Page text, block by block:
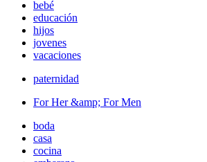
bebé
educación
hijos
jovenes
vacaciones
paternidad
For Her &amp; For Men
boda
casa
cocina